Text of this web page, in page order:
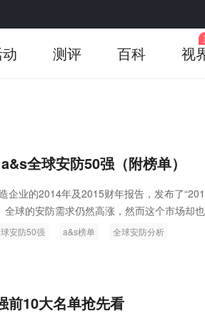
测评 百科 视
全球安防50强（附榜单）
企业的2014年及2015财年报告，发布了
球的安防需求仍然高涨，然而这个市场却
的全球安防50强调查中，中国安防企业展现
安防50强 a&s榜单 全球安防分析
前10大名单抢先看